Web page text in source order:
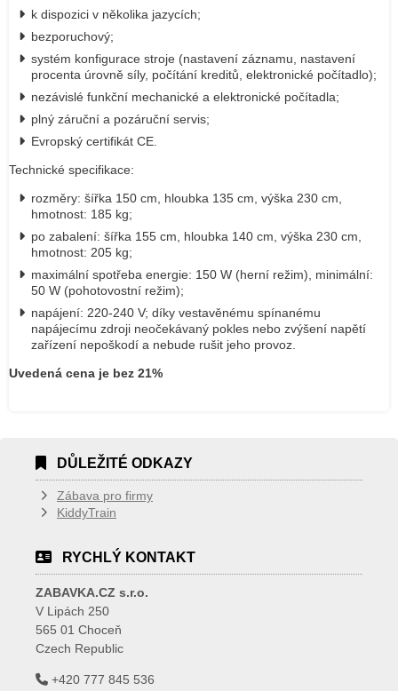
k dispozici v několika jazycích;
bezporuchový;
systém konfigurace stroje (nastavení záznamu, nastavení
procenta úrovně síly, počítání kreditů, elektronické počítadlo);
nezávislé funkční mechanické a elektronické počítadla;
plný záruční a pozáruční servis;
Evropský certifikát CE.
Technické specifikace:
rozměry: šířka 150 cm, hloubka 135 cm, výška 230 cm,
hmotnost: 185 kg;
po zabalení: šířka 155 cm, hloubka 140 cm, výška 230 cm,
hmotnost: 205 kg;
maximální spotřeba energie: 150 W (herní režim), minimální:
50 W (pohotovostní režim);
napájení: 220-240 V; díky vestavěnému spínanému
napájecímu zdroji neočekávaný pokles nebo zvýšení napětí
zařízení nepoškodí a nebude rušit jeho provoz.
Uvedená cena je bez 21%
DŮLEŽITÉ ODKAZY
Zábava pro firmy
KiddyTrain
RYCHLÝ KONTAKT
ZABAVKA.CZ s.r.o.
V Lipách 250
565 01 Choceň
Czech Republic
+420 777 845 536